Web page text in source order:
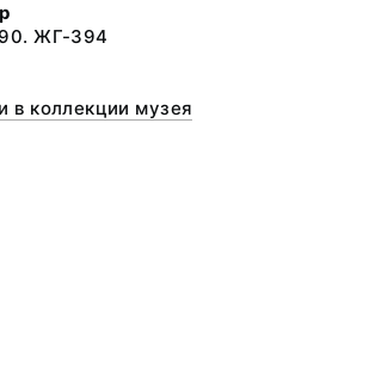
ЖГ-394
в коллекции музея